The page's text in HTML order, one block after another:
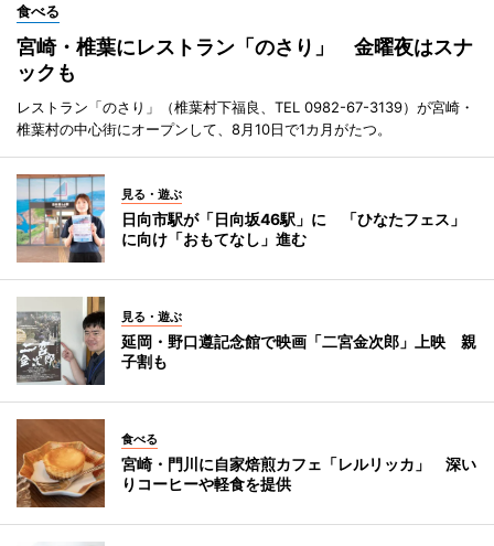
食べる
宮崎・椎葉にレストラン「のさり」 金曜夜はスナ
ックも
レストラン「のさり」（椎葉村下福良、TEL 0982-67-3139）が宮崎・
椎葉村の中心街にオープンして、8月10日で1カ月がたつ。
見る・遊ぶ
日向市駅が「日向坂46駅」に 「ひなたフェス」
に向け「おもてなし」進む
見る・遊ぶ
延岡・野口遵記念館で映画「二宮金次郎」上映 親
子割も
食べる
宮崎・門川に自家焙煎カフェ「レルリッカ」 深い
りコーヒーや軽食を提供